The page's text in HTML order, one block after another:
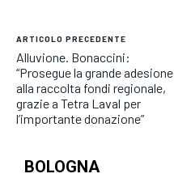
ARTICOLO PRECEDENTE
Alluvione. Bonaccini:
“Prosegue la grande adesione
alla raccolta fondi regionale,
grazie a Tetra Laval per
l’importante donazione”
BOLOGNA